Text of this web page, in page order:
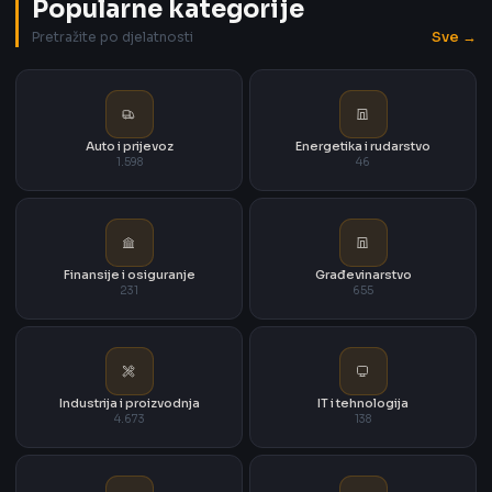
Popularne kategorije
Pretražite po djelatnosti Sve →
Auto i prijevoz
1.598
Energetika i rudarstvo
46
Finansije i osiguranje
231
Građevinarstvo
655
Industrija i proizvodnja
4.673
IT i tehnologija
138